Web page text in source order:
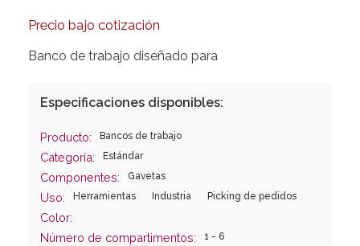
Precio bajo cotización
Banco de trabajo diseñado para
Especificaciones disponibles:
Producto: Bancos de trabajo
Categoría: Estándar
Componentes: Gavetas
Uso: Herramientas Industria Picking de pedidos
Color:
Número de compartimentos:
1 - 6